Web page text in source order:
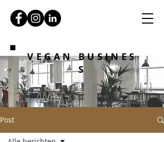
VEGAN BUSINES
S
Post